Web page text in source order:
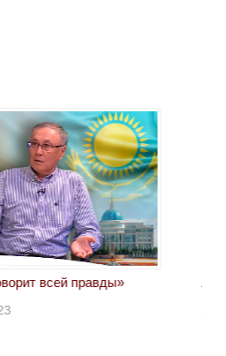
всей правды»